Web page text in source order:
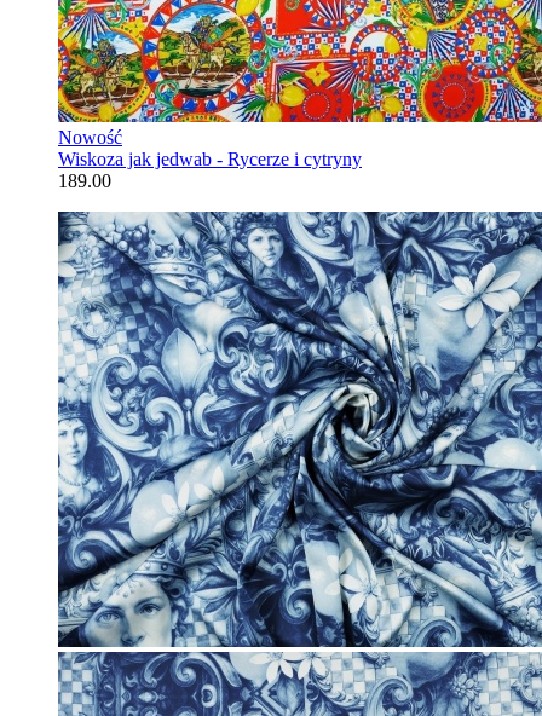
Nowość
Wiskoza jak jedwab - Rycerze i cytryny
189.00